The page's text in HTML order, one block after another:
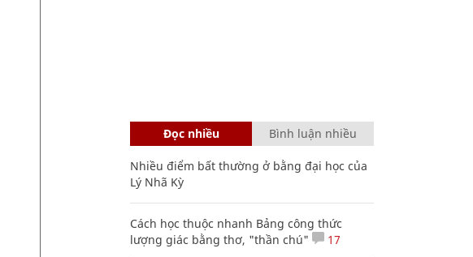
Đọc nhiều Bình luận nhiều
Nhiều điểm bất thường ở bằng đại học của
Lý Nhã Kỳ
Cách học thuộc nhanh Bảng công thức
lượng giác bằng thơ, "thần chú"
17